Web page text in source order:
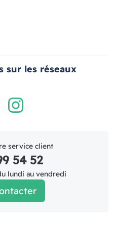
sur les réseaux
service client
54 52
lundi au vendredi